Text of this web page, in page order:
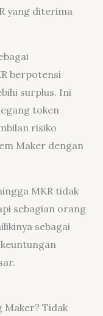
yang diterima
berpotensi
surplus. Ini
token
risiko
Maker dengan
MKR tidak
sebagian orang
sebagai
Maker? Tidak